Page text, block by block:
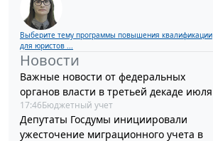
Выберите тему программы повышения квалификации
для юристов ...
Новости
Важные новости от федеральных
органов власти в третьей декаде июля
17:46Бюджетный учет
Депутаты Госдумы инициировали
ужесточение миграционного учета в